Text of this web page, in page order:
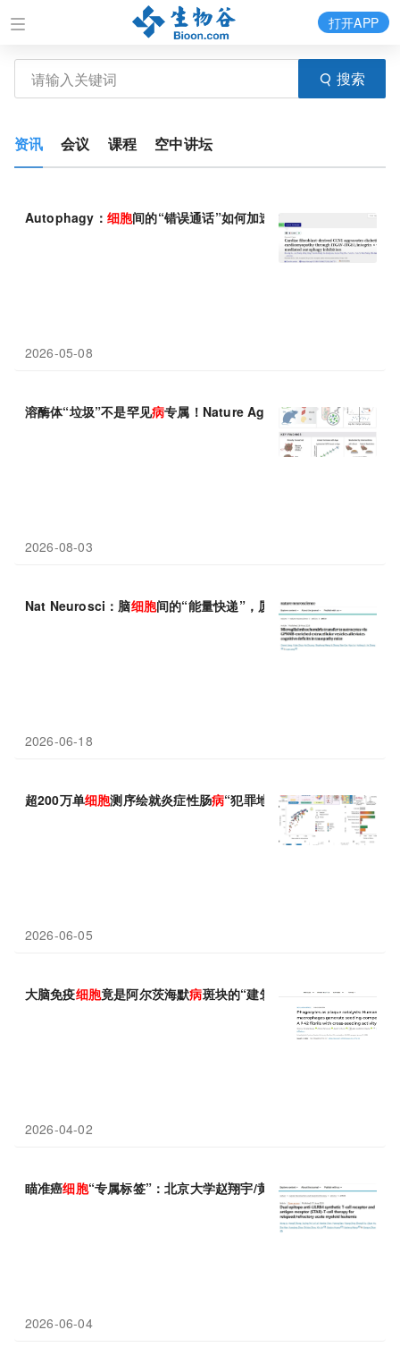
搜索
打开APP
资讯 会议 课程 空中讲坛
Autophagy： 细胞间的“错误通话”如何加速心衰？山东大学钟明/
2026-05-08
溶酶体“垃圾”不是罕见病专属！Nature Aging：正常衰老的细胞
2026-08-03
Nat Neurosci：脑细胞间的“能量快递”，厦门大学冷历歌/张杰发
2026-06-18
超200万单细胞测序绘就炎症性肠病“犯罪地图”
2026-06-05
大脑免疫细胞竟是阿尔茨海默病斑块的“建筑师”
2026-04-02
瞄准癌细胞“专属标签”：北京大学赵翔宇/黄晓军等团队开发新型T
2026-06-04